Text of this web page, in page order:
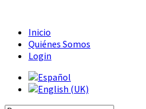
Inicio
Quiénes Somos
Login